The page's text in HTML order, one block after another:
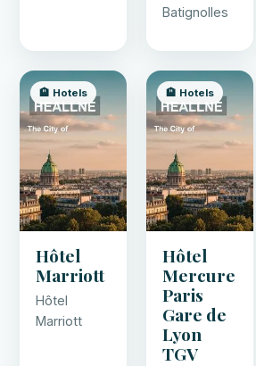
Batignolles
🏨 Hotels
Hôtel
Marriott
Hôtel
Marriott
🏨 Hotels
Hôtel
Mercure
Paris
Gare de
Lyon
TGV